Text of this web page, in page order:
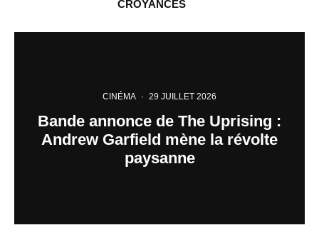
CROYANCES
CINÉMA · 29 JUILLET 2026
Bande annonce de The Uprising :
Andrew Garfield mène la révolte
paysanne